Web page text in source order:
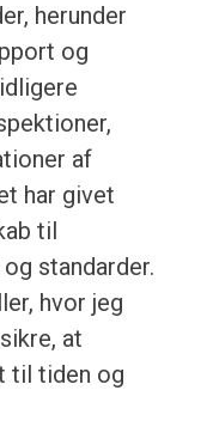
herunder
og
af
har givet
til
standarder.
hvor jeg
at
til tiden og